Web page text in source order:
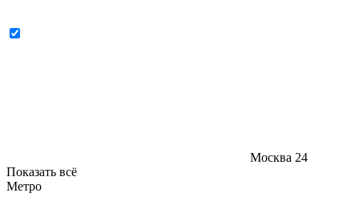
Москва 24
Показать всё
Метро